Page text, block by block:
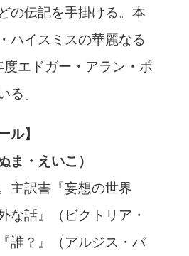
の伝記を手掛ける。本
ハイスミスの華麗なる
エドガー・アラン・ポ
。
ル】
ま・えいこ）
主訳書『妄想の世界
話』（ビクトリア・
誰？』（アルジス・バ